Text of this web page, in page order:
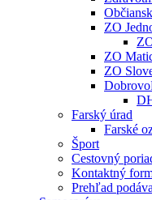
ZO
ZO
ZO
Farský úrad
Farské
Šport
Cestovný
Kontaktný
Prehľad